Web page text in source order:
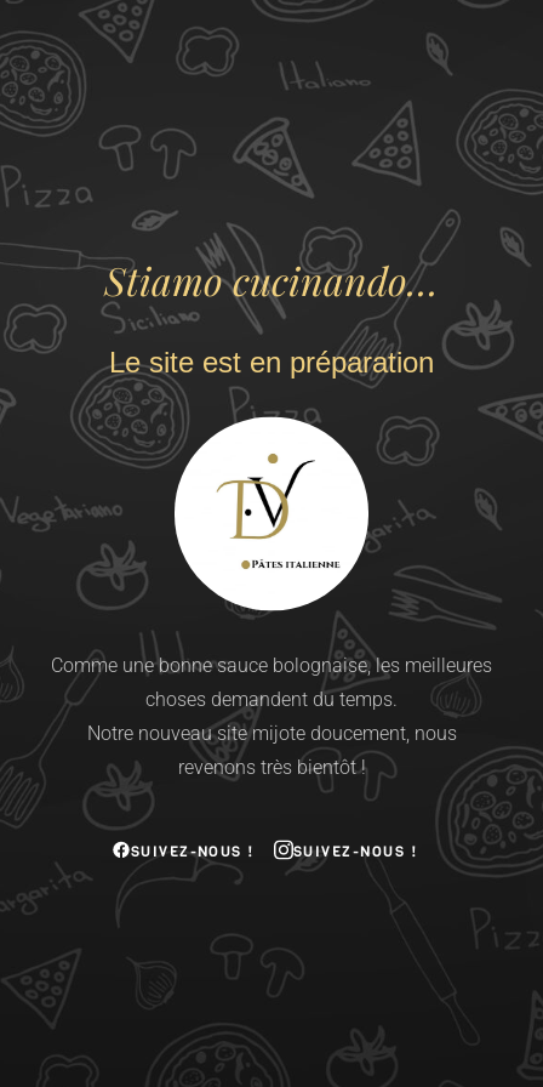
Stiamo cucinando…
Le site est en préparation
Comme une bonne sauce bolognaise, les meilleures
choses demandent du temps.
Notre nouveau site mijote doucement, nous
revenons très bientôt !
SUIVEZ-NOUS ! SUIVEZ-NOUS !